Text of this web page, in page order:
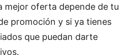
mejor oferta depende de tu
promoción y si ya tienes
que puedan darte